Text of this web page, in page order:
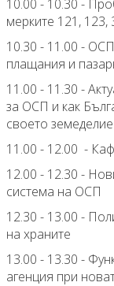
10.00 - 10.30 -
мерките 121, 123,
10.30 - 11.00 -
плащания и
11.00 - 11.30 -
за ОСП и как
своето земеделие
11.00 - 12.00 -
12.00 - 12.30 -
система на ОСП
12.30 - 13.00 -
на храните
13.00 - 13.30 -
агенция при